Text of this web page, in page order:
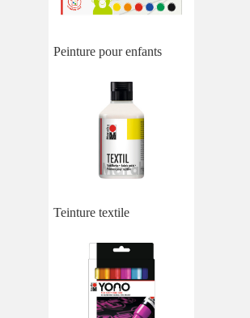
Peinture pour enfants
Teinture textile